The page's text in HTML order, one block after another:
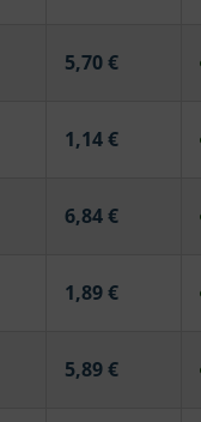
5,70 €
1,14 €
6,84 €
1,89 €
5,89 €